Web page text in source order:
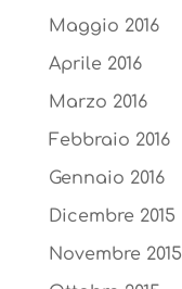
Maggio 2016
Aprile 2016
Marzo 2016
Febbraio 2016
Gennaio 2016
Dicembre 2015
Novembre 2015